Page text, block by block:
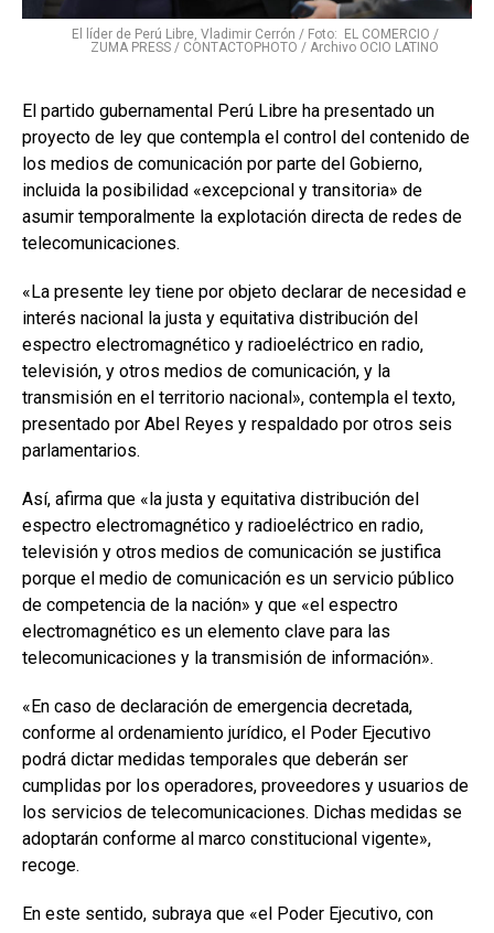
El líder de Perú Libre, Vladimir Cerrón / Foto: EL COMERCIO /
ZUMA PRESS / CONTACTOPHOTO / Archivo OCIO LATINO
El partido gubernamental Perú Libre ha presentado un
proyecto de ley que contempla el control del contenido de
los medios de comunicación por parte del Gobierno,
incluida la posibilidad «excepcional y transitoria» de
asumir temporalmente la explotación directa de redes de
telecomunicaciones.
«La presente ley tiene por objeto declarar de necesidad e
interés nacional la justa y equitativa distribución del
espectro electromagnético y radioeléctrico en radio,
televisión, y otros medios de comunicación, y la
transmisión en el territorio nacional», contempla el texto,
presentado por Abel Reyes y respaldado por otros seis
parlamentarios.
Así, afirma que «la justa y equitativa distribución del
espectro electromagnético y radioeléctrico en radio,
televisión y otros medios de comunicación se justifica
porque el medio de comunicación es un servicio público
de competencia de la nación» y que «el espectro
electromagnético es un elemento clave para las
telecomunicaciones y la transmisión de información».
«En caso de declaración de emergencia decretada,
conforme al ordenamiento jurídico, el Poder Ejecutivo
podrá dictar medidas temporales que deberán ser
cumplidas por los operadores, proveedores y usuarios de
los servicios de telecomunicaciones. Dichas medidas se
adoptarán conforme al marco constitucional vigente»,
recoge.
En este sentido, subraya que «el Poder Ejecutivo, con